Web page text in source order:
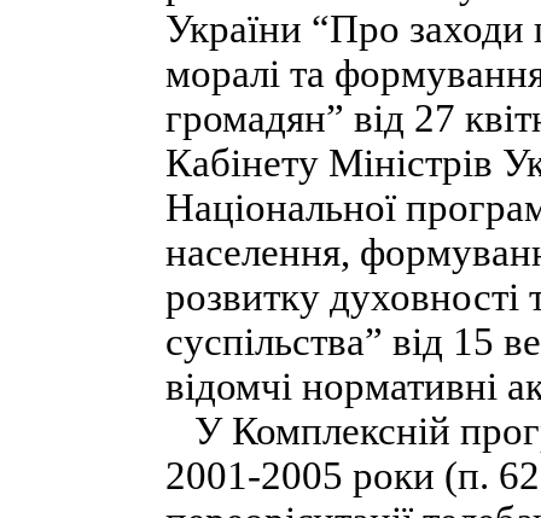
України “Про заходи
моралі та
громадян” від 27
Кабінету Міністрів
Національної
населення,
розвитку
суспільства” від 15
відомчі нормативні
У Комплексній
2001-2005 роки (п.